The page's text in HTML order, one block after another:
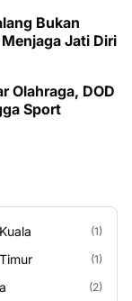
Bukan
Jati Diri
Olahraga, DOD
Sport
(1)
(1)
(2)